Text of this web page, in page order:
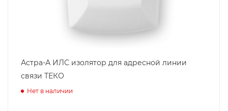
Астра-А ИЛС изолятор для адресной линии
связи ТЕКО
Нет в наличии